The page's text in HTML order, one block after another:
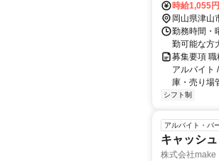
時給1,055
岡山県津山
勤務時間・
勤可能な方
募集要項
アルバイト
庫・売り場
シフト制
アルバイト・パ
キャッシ
株式会社